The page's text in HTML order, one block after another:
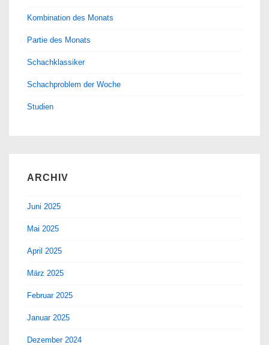
Kombination des Monats
Partie des Monats
Schachklassiker
Schachproblem der Woche
Studien
ARCHIV
Juni 2025
Mai 2025
April 2025
März 2025
Februar 2025
Januar 2025
Dezember 2024